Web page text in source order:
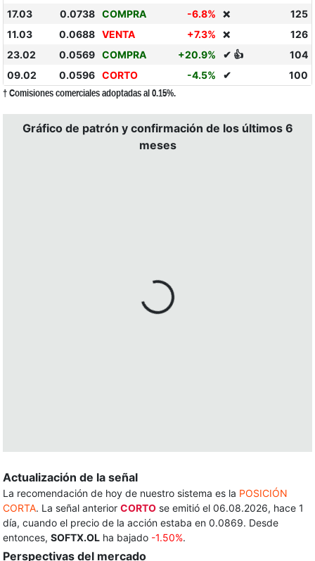
17.03
0.0738 COMPRA -6.8% ❌
125
11.03
0.0688 VENTA +7.3% ❌
126
23.02
0.0569 COMPRA +20.9% ✔ 👍
104
09.02
0.0596 CORTO -4.5% ✔ 100
† Comisiones comerciales adoptadas al 0.15%.
Gráfico de patrón y confirmación de los últimos 6
meses
Actualización de la señal
La recomendación de hoy de nuestro sistema es la POSICIÓN
CORTA. La señal anterior CORTO se emitió el 06.08.2026, hace 1
día, cuando el precio de la acción estaba en 0.0869. Desde
entonces, SOFTX.OL ha bajado -1.50%.
Perspectivas del mercado